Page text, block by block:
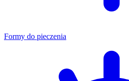
Formy do pieczenia